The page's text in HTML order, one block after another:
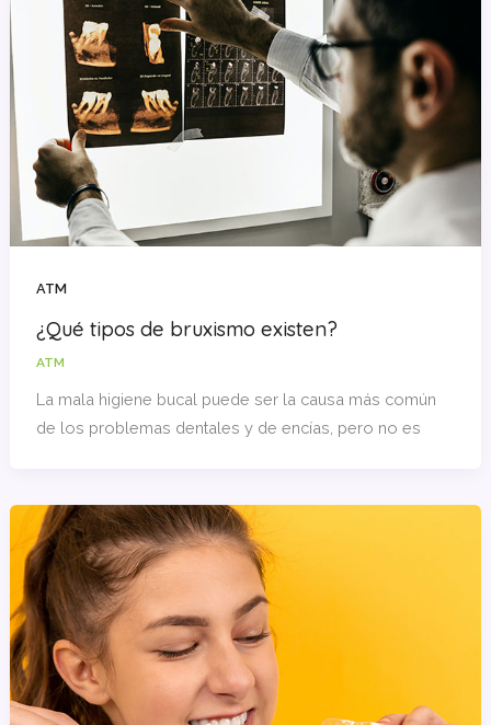
ATM
¿Qué tipos de bruxismo existen?
ATM
La mala higiene bucal puede ser la causa más común
de los problemas dentales y de encías, pero no es